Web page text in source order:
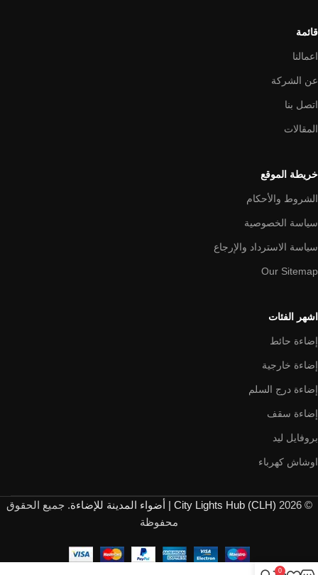
قائمة
اعمالنا
عن الشركة
اتصل بنا
المقالات
خريطة الموقع
الشروط والأحكام
سياسة الخصوصية
سياسة الاسترداد والإرجاع
Our Sitemap
اشهر الفئات
إضاءة حائط
إضاءة خارجية
إضاءة درج السلم
إضاءة سقف
بروفايل ليد
اوشاش كهرباء
© 2026 City Lights Hub (CLH) | أضواء المدينة للإضاءة
. جميع الحقوق
محفوظة
0